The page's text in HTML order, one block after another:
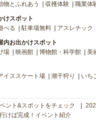
物とふれあう 収穫体験 職業体
けスポット
べる 駐車場無料 アスレチック
内お出かけスポット
場 映画館 博物館・科学館 美
イススケート場 潮干狩り いち
ント&スポットをチェック
けば完成！イベント紹介